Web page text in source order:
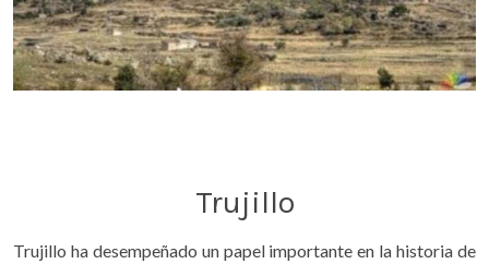
Trujillo
Trujillo ha desempeñado un papel importante en la historia de